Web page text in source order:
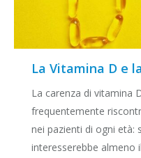
La Vitamina D e
La carenza di vitamina
frequentemente
nei pazienti di ogni età:
interesserebbe almeno